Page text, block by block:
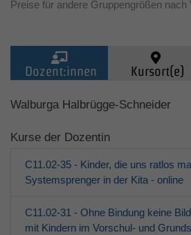
Preise für andere Gruppengrößen nach
Dozent:innen Kursort(e)
Kinder (0-6)
Grundschulkinder
Jugendliche
Erwachsene
Walburga Halbrügge-Schneider
Kurse der Dozentin
C11.02-35 - Kinder, die uns ratlos
Systemsprenger in der Kita - online
C11.02-31 - Ohne Bindung keine
mit Kindern im Vorschul- und